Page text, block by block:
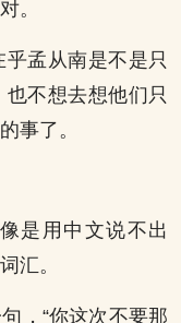
。
孟从南是不是只
不想去想他们只
事了。
是用中文说不出
汇。
，“你这次不要那